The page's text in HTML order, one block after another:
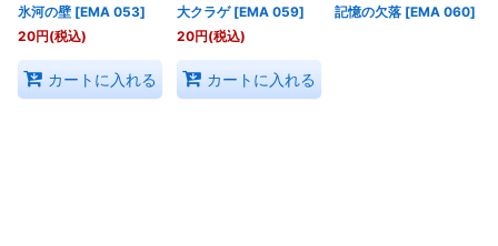
氷河の壁 [EMA 053]
20円(税込)
カートに入れる
大クラゲ [EMA 059]
20円(税込)
カートに入れる
記憶の欠落 [EMA 060]